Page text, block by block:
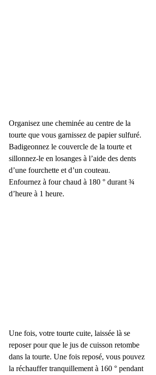
Organisez une cheminée au centre de la
tourte que vous garnissez de papier sulfuré.
Badigeonnez le couvercle de la tourte et
sillonnez-le en losanges à l’aide des dents
d’une fourchette et d’un couteau.
Enfournez à four chaud à 180 ° durant ¾
d’heure à 1 heure.
Une fois, votre tourte cuite, laissée là se
reposer pour que le jus de cuisson retombe
dans la tourte. Une fois reposé, vous pouvez
la réchauffer tranquillement à 160 ° pendant